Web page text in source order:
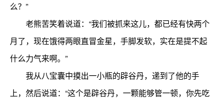
么？”
老熊苦笑着说道：“我们被抓来这儿，都已经有快两个
月了，现在饿得两眼直冒金星，手脚发软，实在是提不起
什么力气来啊。”
我从八宝囊中摸出一小瓶的辟谷丹，递到了他的手
上，然后说道：“这个是辟谷丹，一颗能够管一顿，你先吃